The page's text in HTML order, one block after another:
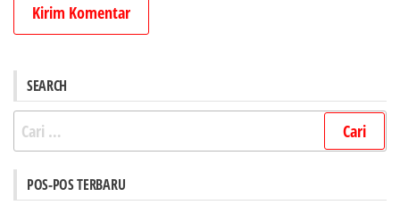
SEARCH
Cari
untuk:
POS-POS TERBARU